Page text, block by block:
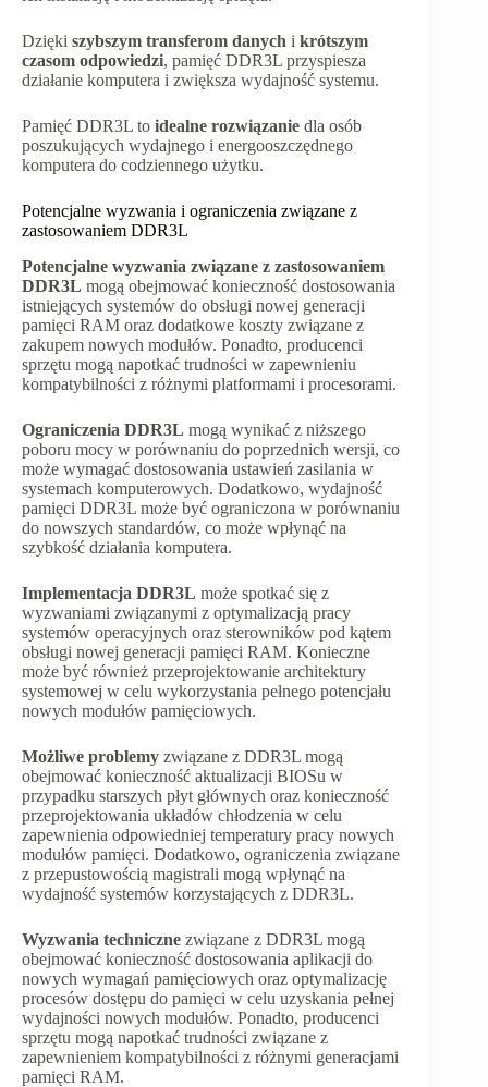
Dzięki szybszym transferom danych i krótszym
czasom odpowiedzi, pamięć DDR3L przyspiesza
działanie komputera i zwiększa wydajność systemu.
Pamięć DDR3L to idealne rozwiązanie dla osób
poszukujących wydajnego i energooszczędnego
komputera do codziennego użytku.
Potencjalne wyzwania i ograniczenia związane z
zastosowaniem DDR3L
Potencjalne wyzwania związane z zastosowaniem
DDR3L mogą obejmować konieczność dostosowania
istniejących systemów do obsługi nowej generacji
pamięci RAM oraz dodatkowe koszty związane z
zakupem nowych modułów. Ponadto, producenci
sprzętu mogą napotkać trudności w zapewnieniu
kompatybilności z różnymi platformami i procesorami.
Ograniczenia DDR3L mogą wynikać z niższego
poboru mocy w porównaniu do poprzednich wersji, co
może wymagać dostosowania ustawień zasilania w
systemach komputerowych. Dodatkowo, wydajność
pamięci DDR3L może być ograniczona w porównaniu
do nowszych standardów, co może wpłynąć na
szybkość działania komputera.
Implementacja DDR3L może spotkać się z
wyzwaniami związanymi z optymalizacją pracy
systemów operacyjnych oraz sterowników pod kątem
obsługi nowej generacji pamięci RAM. Konieczne
może być również przeprojektowanie architektury
systemowej w celu wykorzystania pełnego potencjału
nowych modułów pamięciowych.
Możliwe problemy związane z DDR3L mogą
obejmować konieczność aktualizacji BIOSu w
przypadku starszych płyt głównych oraz konieczność
przeprojektowania układów chłodzenia w celu
zapewnienia odpowiedniej temperatury pracy nowych
modułów pamięci. Dodatkowo, ograniczenia związane
z przepustowością magistrali mogą wpłynąć na
wydajność systemów korzystających z DDR3L.
Wyzwania techniczne związane z DDR3L mogą
obejmować konieczność dostosowania aplikacji do
nowych wymagań pamięciowych oraz optymalizację
procesów dostępu do pamięci w celu uzyskania pełnej
wydajności nowych modułów. Ponadto, producenci
sprzętu mogą napotkać trudności związane z
zapewnieniem kompatybilności z różnymi generacjami
pamięci RAM.